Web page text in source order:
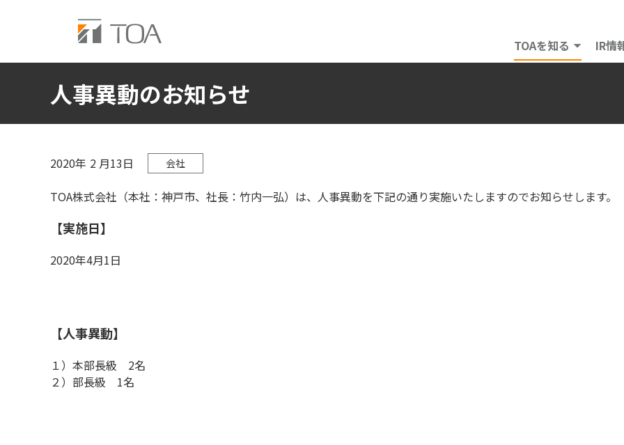
TOAを知る IR情
人事異動のお知らせ
2020年 2月13日 会社
TOA株式会社（本社：神戸市、社長：竹内一弘）は、人事異動を下記の通り実施いたしますのでお知らせします。
【実施日】
2020年4月1日
【人事異動】
１）本部長級 2名
２）部長級 1名